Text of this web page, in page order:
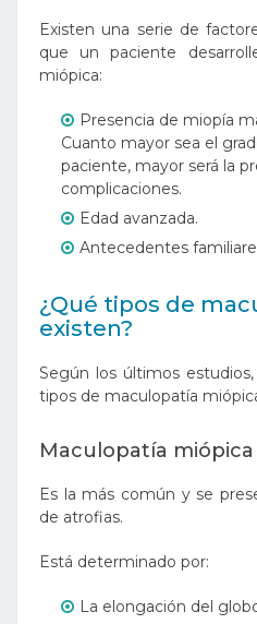
Existen una serie de
que un paciente
miópica:
Presencia de miopía
Cuanto mayor sea el
paciente, mayor será la
complicaciones.
Edad avanzada.
Antecedentes
¿Qué tipos de
existen?
Según los últimos
tipos de maculopatía
Maculopatía
Es la más común y se
de atrofias.
Está determinado por:
La elongación del